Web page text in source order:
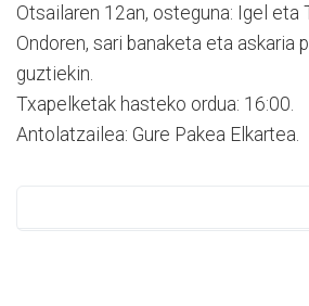
Otsailaren 12an, osteguna: Igel eta
Ondoren, sari banaketa eta askaria
guztiekin.
Txapelketak hasteko ordua: 16:00.
Antolatzailea: Gure Pakea Elkartea.